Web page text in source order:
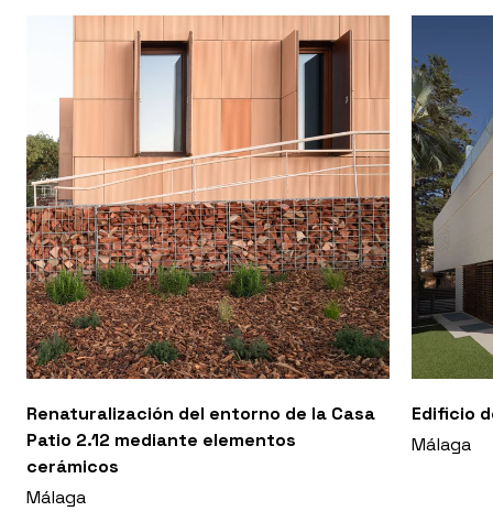
Renaturalización del entorno de la Casa
Patio 2.12 mediante elementos
cerámicos
Málaga
Edificio
Málaga